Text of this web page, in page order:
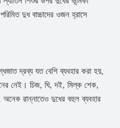
দুধ বাচ্চাদের ওজন হ্রাসে
দ্রব্য যত বেশি ব্যবহার করা হয়,
নেই। চিজ, ঘি, দই, মিল্ক শেক,
রান্নাতেও দুধের বহুল ব্যবহার